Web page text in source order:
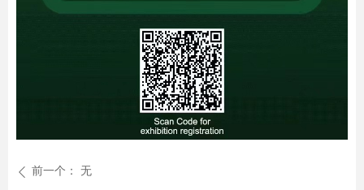
ꄴ 前一个： 无